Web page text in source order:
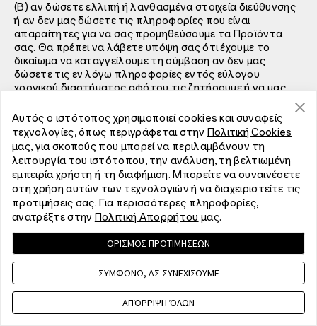
(B) αν δώσετε ελλιπή ή λανθασμένα στοιχεία διεύθυνσης
ή αν δεν μας δώσετε τις πληροφορίες που είναι
απαραίτητες για να σας προμηθεύσουμε τα Προϊόντα
σας. Θα πρέπει να λάβετε υπόψη σας ότι έχουμε το
δικαίωμα να καταγγείλουμε τη σύμβαση αν δεν μας
δώσετε τις εν λόγω πληροφορίες εντός εύλογου
χρονικού διαστήματος αφότου τις ζητήσουμε ή να μας
είμαστε υποχρεωμένοι να σας προμηθεύσουμε τα
Προϊόντα με καθυστέρηση ή να μη σας προμηθεύσουμε
μέρος των Προϊόντων αν αυτό οφείλεται στο γεγονός
ότι δεν μας δώσατε τις πληροφορίες που χρειαζόμαστε
εντός εύλογου χρονικού διαστήματος αφότου τις
ζητήσαμε·
(C) αν δεν είστε στο σπίτι κατά την παράδοση ή αν δεν
ευκαιρείτε για την παραλαβή·
(D) αν έχετε ζητήσει να παραλάβετε εσείς τα προϊόντα
από κάποιο ταχυδρομικό γραφείο· και
(E) αν υπάρξουν καθυστερήσεις που οφείλονται σε
συμβάντα εκτός του δικού μας ελέγχου (π.χ. ακραίες
Αυτός ο ιστότοπος χρησιμοποιεί cookies και συναφείς
τεχνολογίες, όπως περιγράφεται στην Πολιτική Cookies
μας, για σκοπούς που μπορεί να περιλαμβάνουν τη
λειτουργία του ιστότοπου, την ανάλυση, τη βελτιωμένη
εμπειρία χρήστη ή τη διαφήμιση. Μπορείτε να συναινέσετε
στη χρήση αυτών των τεχνολογιών ή να διαχειριστείτε τις
προτιμήσεις σας. Για περισσότερες πληροφορίες,
ανατρέξτε στην Πολιτική Απορρήτου μας.
ΟΡΙΣΜΟΣ ΠΡΟΤΙΜΗΣΕΩΝ
ΣΥΜΦΩΝΩ, ΑΣ ΣΥΝΕΧΙΣΟΥΜΕ
ΑΠΌΡΡΙΨΗ ΌΛΩΝ